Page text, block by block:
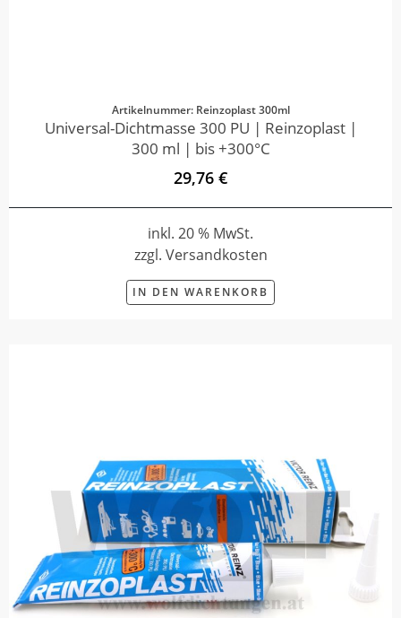
Artikelnummer: Reinzoplast 300ml
Universal-Dichtmasse 300 PU | Reinzoplast |
300 ml | bis +300°C
29,76 €
inkl. 20 % MwSt.
zzgl. Versandkosten
IN DEN WARENKORB